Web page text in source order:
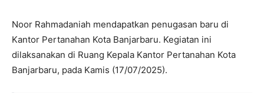
Noor Rahmadaniah mendapatkan penugasan baru di
Kantor Pertanahan Kota Banjarbaru. Kegiatan ini
dilaksanakan di Ruang Kepala Kantor Pertanahan Kota
Banjarbaru, pada Kamis (17/07/2025).